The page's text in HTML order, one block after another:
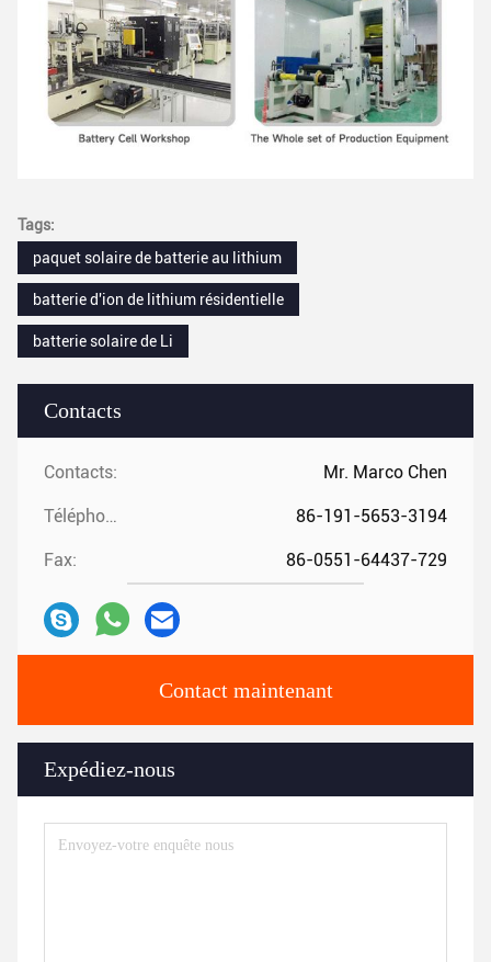
Contacts
Contacts: Mr. Marco Chen
Téléphone: 86-191-5653-3194
Fax: 86-0551-64437-729
Contact maintenant
Expédiez-nous
Tags:
paquet solaire de batterie au lithium
batterie d'ion de lithium résidentielle
batterie solaire de Li